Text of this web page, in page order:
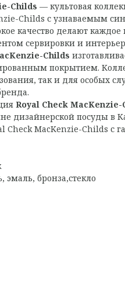
Childs — культовая
Childs с узнаваемым
качество делают каждое
сервировки и
Childs
покрытием.
так и для особых
Royal Check MacKenzie-
дизайнерской посуды в
Check MacKenzie-Childs с
эмаль, бронза,стекло